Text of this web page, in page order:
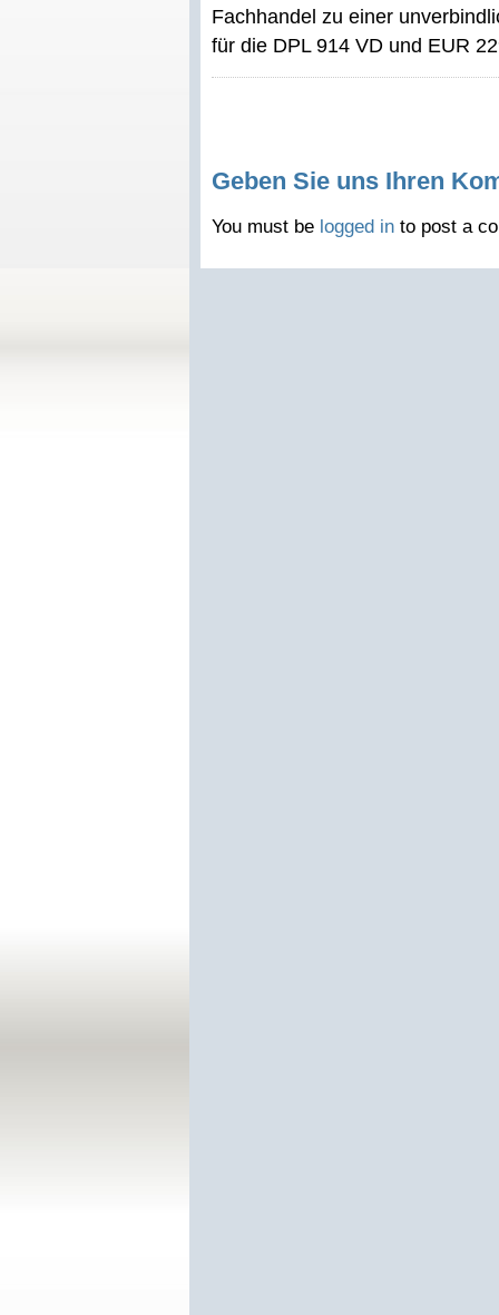
Fachhandel zu einer
für die DPL 914 VD und EUR
Geben Sie uns Ihren
You must be logged in to post a